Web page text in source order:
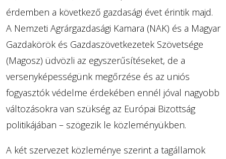
érdemben a következő gazdasági évet érintik majd.
A Nemzeti Agrárgazdasági Kamara (NAK) és a Magyar
Gazdakörök és Gazdaszövetkezetek Szövetsége
(Magosz) üdvözli az egyszerűsítéseket, de a
versenyképességünk megőrzése és az uniós
fogyasztók védelme érdekében ennél jóval nagyobb
változásokra van szükség az Európai Bizottság
politikájában – szögezik le közleményükben.
A két szervezet közleménye szerint a tagállamok